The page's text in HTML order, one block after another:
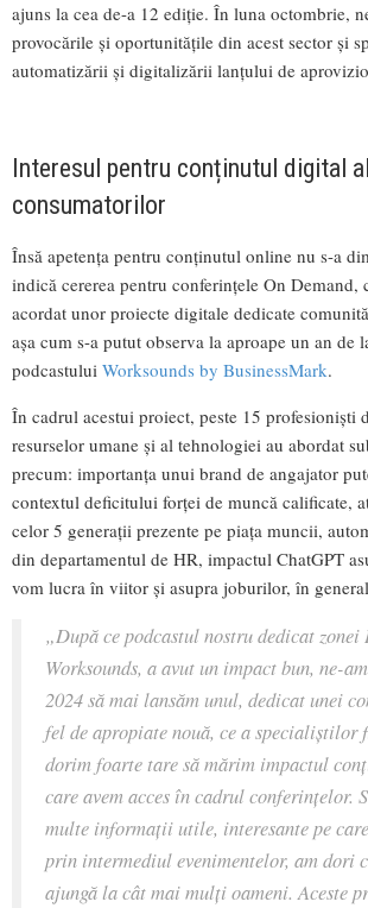
ajuns la cea de-a 12 ediție. În luna octombrie,
provocările și oportunitățile din acest sector și
automatizării și digitalizării lanțului de
Interesul pentru conținutul digital al
consumatorilor
Însă apetența pentru conținutul online nu s-a
indică cererea pentru conferințele On Demand,
acordat unor proiecte digitale dedicate
așa cum s-a putut observa la aproape un an de
podcastului Worksounds by BusinessMark.
În cadrul acestui proiect, peste 15 profesioniști
resurselor umane și al tehnologiei au abordat
precum: importanța unui brand de angajator
contextul deficitului forței de muncă calificate,
celor 5 generații prezente pe piața muncii,
din departamentul de HR, impactul ChatGPT
vom lucra în viitor și asupra joburilor, în
„După ce podcastul nostru dedicat zonei
Worksounds, a avut un impact bun, ne-
2024 să mai lansăm unul, dedicat unei
fel de apropiate nouă, ce a specialiștilor
dorim foarte tare să mărim impactul
care avem acces în cadrul conferințelor.
multe informații utile, interesante pe
prin intermediul evenimentelor, am dori
ajungă la cât mai mulți oameni. Aceste